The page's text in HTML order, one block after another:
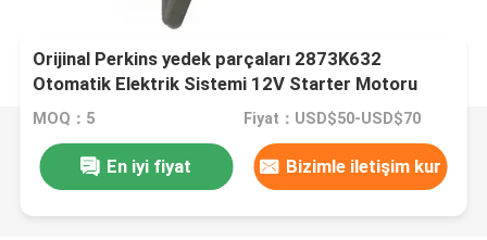
Orijinal Perkins yedek parçaları 2873K632
Otomatik Elektrik Sistemi 12V Starter Motoru
MOQ：5 Fiyat：USD$50-USD$70
En iyi fiyat Bizimle iletişim kur